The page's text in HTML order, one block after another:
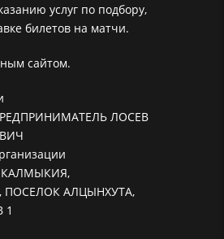
услуг по подбору,
билетов на матчи.
сайтом.
ЛОСЕВ
КАЛМЫКИЯ,
ПОСЕЛОК АЛЦЫНХУТА,
1